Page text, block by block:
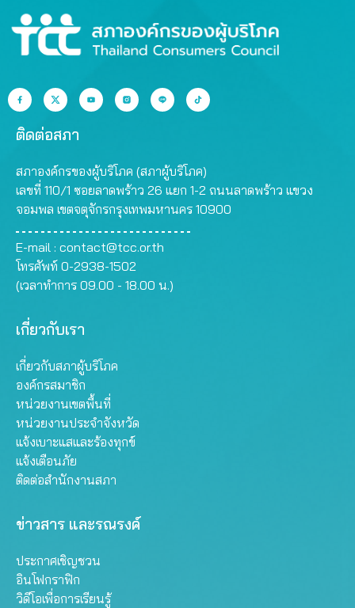
ติดต่อสภา
สภาองค์กรของผู้บริโภค (สภาผู้บริโภค)
เลขที่ 110/1 ซอยลาดพร้าว 26 แยก 1-2 ถนนลาดพร้าว แขวง
จอมพล เขตจตุจักรกรุงเทพมหานคร 10900
E-mail : contact@tcc.or.th
โทรศัพท์ 0-2938-1502
(เวลาทำการ 09.00 - 18.00 น.)
เกี่ยวกับเรา
เกี่ยวกับสภาผู้บริโภค
องค์กรสมาชิก
หน่วยงานเขตพื้นที่
หน่วยงานประจำจังหวัด
แจ้งเบาะแสและร้องทุกข์
แจ้งเตือนภัย
ติดต่อสำนักงานสภา
ข่าวสาร และรณรงค์
ประกาศเชิญชวน
อินโฟกราฟิก
วิดีโอเพื่อการเรียนรู้